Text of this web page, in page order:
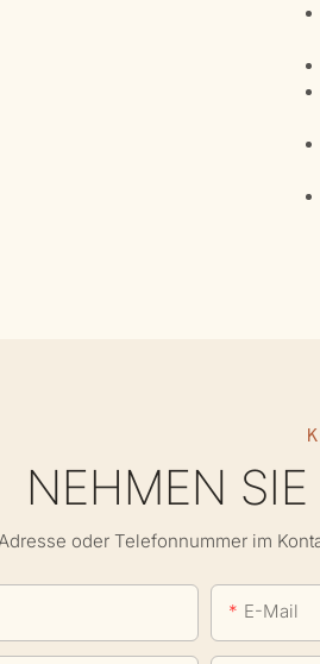
NEHMEN
oder Telefonnummer im
E-Mail